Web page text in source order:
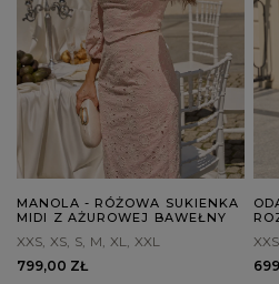
MANOLA - RÓŻOWA SUKIENKA
MIDI Z AŻUROWEJ BAWEŁNY
XXS XS S M XL XXL
799,00 ZŁ
XXS